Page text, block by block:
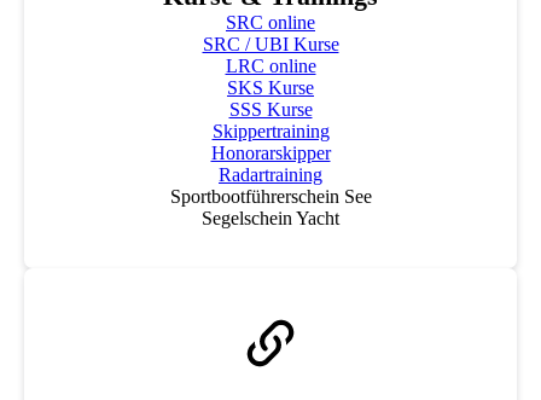
SRC online
SRC / UBI Kurse
LRC online
SKS Kurse
SSS Kurse
Skippertraining
Honorarskipper
Radartraining
Sportbootführerschein See
Segelschein Yacht